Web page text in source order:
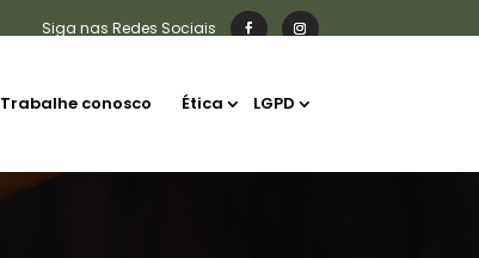
Trabalhe conosco Ética LGPD